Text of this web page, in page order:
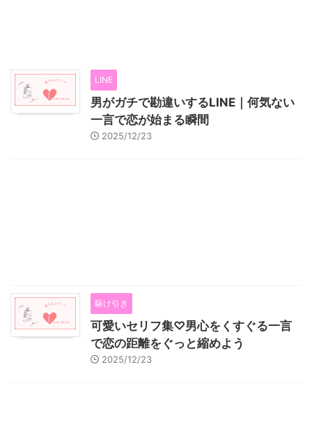
LINE
男がガチで勘違いするLINE｜何気ない
一言で恋が始まる瞬間
2025/12/23
駆け引き
可愛いセリフ集♡男心をくすぐる一言
で恋の距離をぐっと縮めよう
2025/12/23